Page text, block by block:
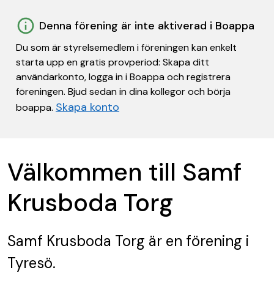
Denna förening är inte aktiverad i Boappa
Du som är styrelsemedlem i föreningen kan enkelt
starta upp en gratis provperiod: Skapa ditt
användarkonto, logga in i Boappa och registrera
föreningen. Bjud sedan in dina kollegor och börja
boappa. Skapa konto
Välkommen till Samf
Krusboda Torg
Samf Krusboda Torg är en förening i
Tyresö.